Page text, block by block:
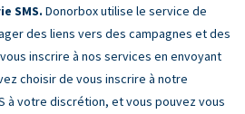
SMS. Donorbox utilise le service de
des liens vers des campagnes et des
inscrire à nos services en envoyant
choisir de vous inscrire à notre
à votre discrétion, et vous pouvez vous